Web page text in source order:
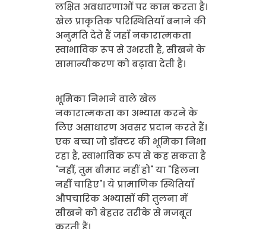
लक्षित अवधारणाओं पर काम करता है।
खेल प्राकृतिक परिस्थितियाँ बनाने की
अनुमति देते हैं जहाँ नकारात्मकता
स्वाभाविक रूप से उभरती है, सीखने के
सामान्यीकरण को बढ़ावा देती है।
भूमिका निभाने वाले खेल
नकारात्मकता का अभ्यास करने के
लिए असाधारण अवसर प्रदान करते हैं।
एक बच्चा जो डॉक्टर की भूमिका निभा
रहा है, स्वाभाविक रूप से कह सकता है
"नहीं, तुम बीमार नहीं हो" या "हिलना
नहीं चाहिए"। ये प्रामाणिक स्थितियाँ
औपचारिक अभ्यासों की तुलना में
सीखने को बेहतर तरीके से मजबूत